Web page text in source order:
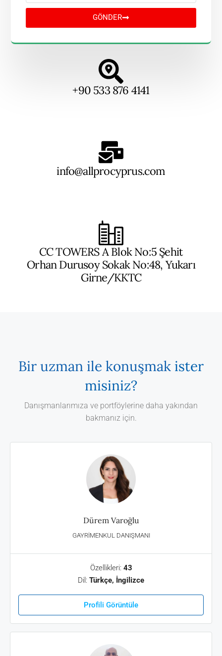
GÖNDER
+90 533 876 4141
info@allprocyprus.com
CC TOWERS A Blok No:5 Şehit
Orhan Durusoy Sokak No:48, Yukarı
Girne/KKTC
Bir uzman ile konuşmak ister
misiniz?
Danışmanlarımıza ve portföylerine daha yakından
bakmanız için.
Dürem Varoğlu
GAYRIMENKUL DANIŞMANI
Özellikleri: 43
Dil: Türkçe, İngilizce
Profili Görüntüle